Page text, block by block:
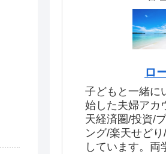
ロ
子どもと一緒に
始した夫婦アカ
天経済圏/投資/
ング/楽天せど
しています。両